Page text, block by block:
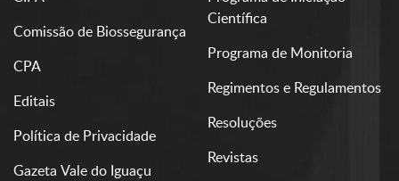
Comissão de Biossegurança
CPA
Editais
Política de Privacidade
Gazeta Vale do Iguaçu
Científica
Programa de Monitoria
Regimentos e Regulamentos
Resoluções
Revistas